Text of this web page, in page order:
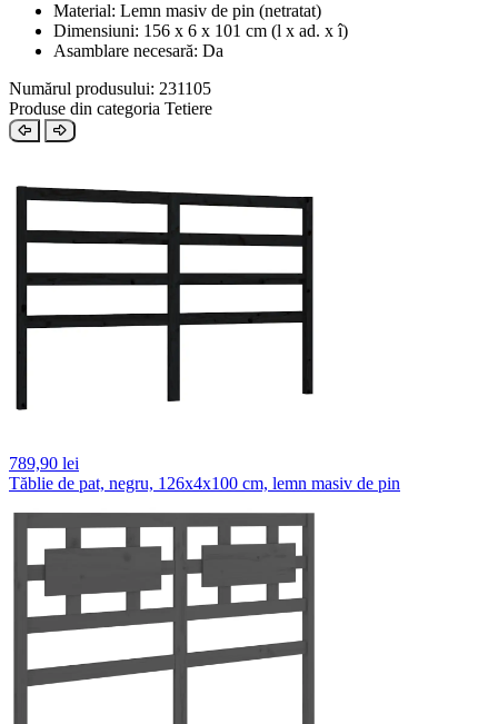
Material: Lemn masiv de pin (netratat)
Dimensiuni: 156 x 6 x 101 cm (l x ad. x î)
Asamblare necesară: Da
Numărul produsului: 231105
Produse din categoria Tetiere
789,90 lei
Tăblie de pat, negru, 126x4x100 cm, lemn masiv de pin